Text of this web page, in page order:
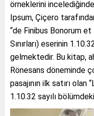
örneklerini
Ipsum, Çiçero
“de Finibus Bonorum
Sınırları) eserinin
gelmektedir. Bu kitap,
Rönesans döneminde
pasajının ilk satırı
1.10.32 sayılı